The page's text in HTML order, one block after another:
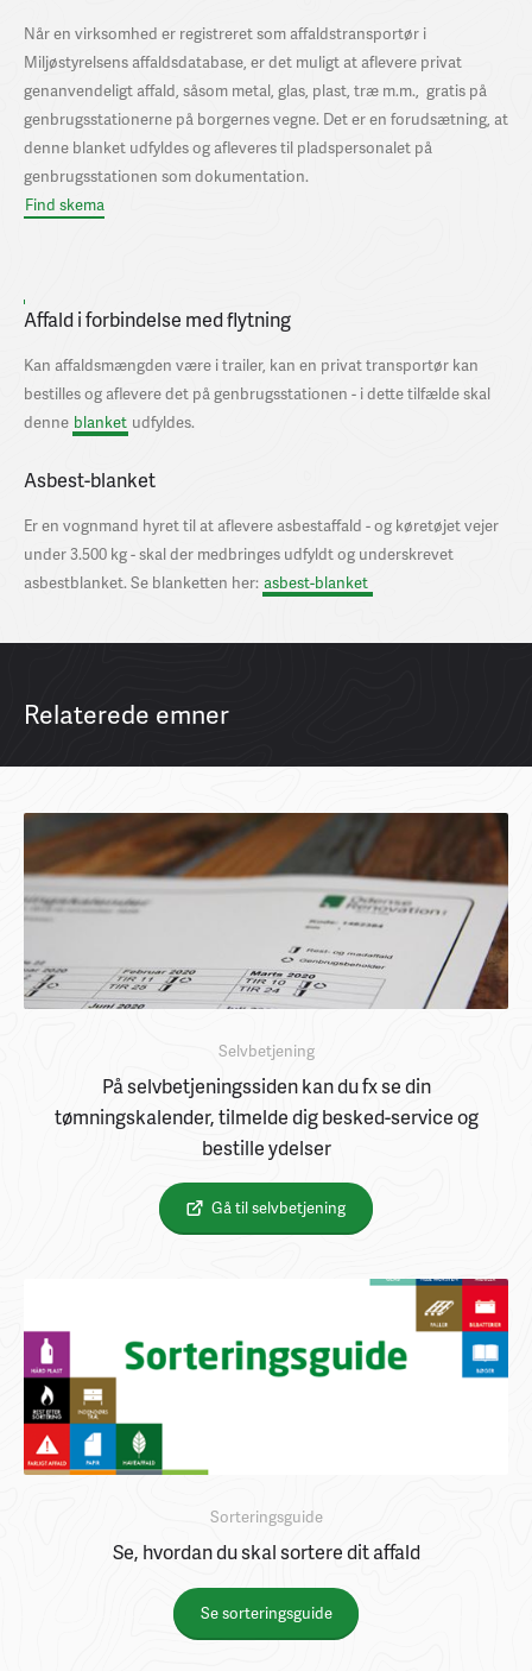
Når en virksomhed er registreret som affaldstransportør i
Miljøstyrelsens affaldsdatabase, er det muligt at aflevere privat
genanvendeligt affald, såsom metal, glas, plast, træ m.m., gratis på
genbrugsstationerne på borgernes vegne. Det er en forudsætning, at
denne blanket udfyldes og afleveres til pladspersonalet på
genbrugsstationen som dokumentation.
Find skema
Affald i forbindelse med flytning
Kan affaldsmængden være i trailer, kan en privat transportør kan
bestilles og aflevere det på genbrugsstationen - i dette tilfælde skal
denne blanket udfyldes.
Asbest-blanket
Er en vognmand hyret til at aflevere asbestaffald - og køretøjet vejer
under 3.500 kg - skal der medbringes udfyldt og underskrevet
asbestblanket. Se blanketten her: asbest-blanket
Relaterede emner
Selvbetjening
På selvbetjeningssiden kan du fx se din
tømningskalender, tilmelde dig besked-service og
bestille ydelser
Gå til selvbetjening
Sorteringsguide
Se, hvordan du skal sortere dit affald
Se sorteringsguide